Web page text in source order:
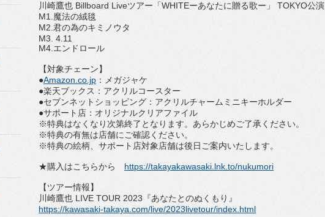
川崎鷹也 Billboard Liveツアー「WHITEーあなたに贈る歌ー」 TOKYO公演
M1. 魔法の絨毯
M2. 君の為のキミノウタ
M3. 4.11
M4. エンドロール
【対象チェーン】
●Amazon.co.jp ：メガジャケ
●楽天ブックス：アクリルコースター
●セブンネットショッピング：アクリルチャームミニキーホルダー
●サポート店：オリジナルクリアファイル
※特典はなくなり次第終了となります。 あらかじめご了承ください。
※特典の有無は店舗にご確認ください。
※特典の絵柄、サポート店対象店舗は後日ご案内いたします。
★購入はこちらから https://takayakawasaki.lnk.to/nukumori
【ツアー情報】
川崎鷹也 LIVE TOUR 2023 『あなたとのぬくもり』
https://kawasaki-takaya.com/live/2023livetour/index.html